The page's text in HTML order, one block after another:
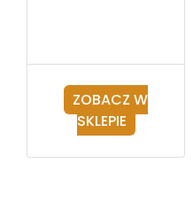
ZOBACZ W
SKLEPIE